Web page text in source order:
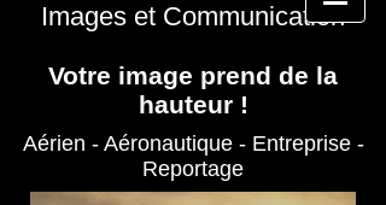
Images et Communication
Votre image prend de la
hauteur !
Aérien - Aéronautique- Entreprise-
Reportage